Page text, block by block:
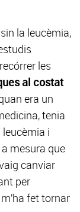
la leucèmia,
les
al costat
era un
tenia
i
mesura que
canviar
per
fet tornar